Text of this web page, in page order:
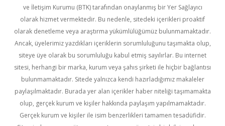
ve İletişim Kurumu (BTK) tarafından onaylanmış bir Yer Sağlayıcı
olarak hizmet vermektedir. Bu nedenle, sitedeki içerikleri proaktif
olarak denetleme veya araştırma yükümlülüğümüz bulunmamaktadır.
Ancak, üyelerimiz yazdıkları içeriklerin sorumluluğunu taşımakta olup,
siteye üye olarak bu sorumluluğu kabul etmiş sayılırlar. Bu internet
sitesi, herhangi bir marka, kurum veya şahıs şirketi ile hiçbir bağlantısı
bulunmamaktadır. Sitede yalnızca kendi hazırladığımız makaleler
paylaşılmaktadır. Burada yer alan içerikler haber niteliği taşımamakta
olup, gerçek kurum ve kişiler hakkında paylaşım yapılmamaktadır.
Gerçek kurum ve kişiler ile isim benzerlikleri tamamen tesadüfidir.